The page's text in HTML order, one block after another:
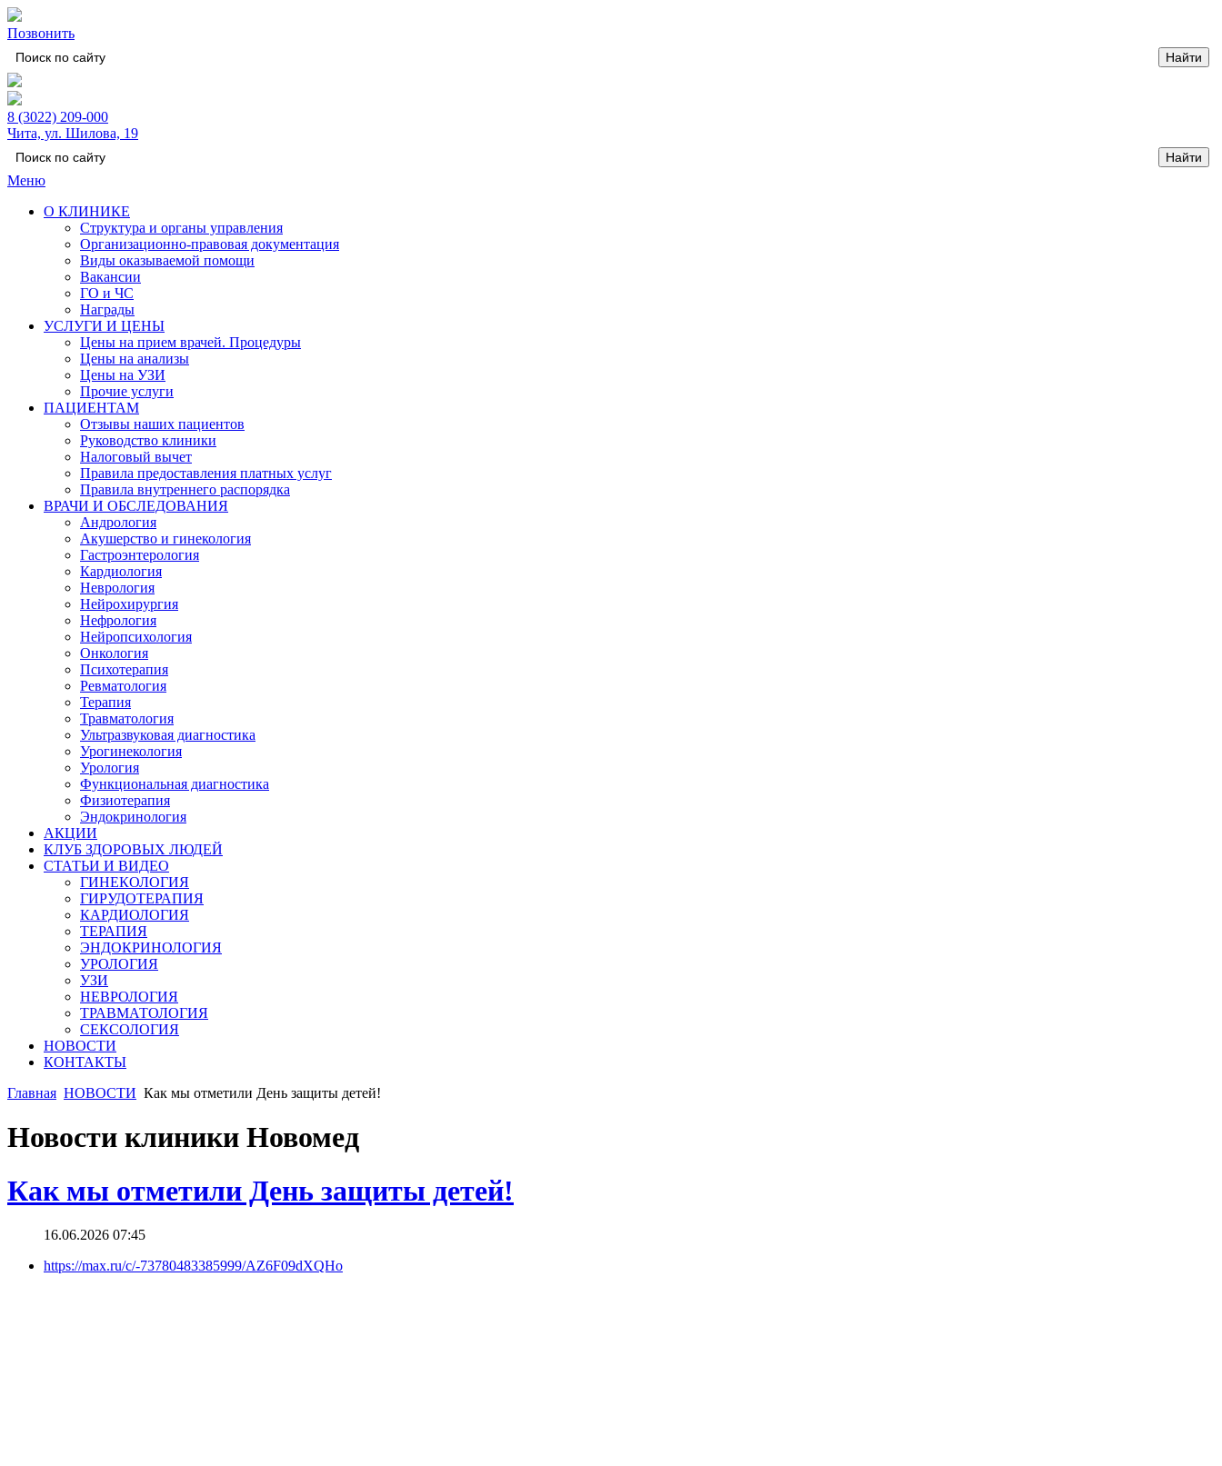
Позвонить
8 (3022) 209-000
Чита, ул. Шилова, 19
Меню
О КЛИНИКЕ
Структура и органы управления
Организационно-правовая документация
Виды оказываемой помощи
Вакансии
ГО и ЧС
Награды
УСЛУГИ И ЦЕНЫ
Цены на прием врачей. Процедуры
Цены на анализы
Цены на УЗИ
Прочие услуги
ПАЦИЕНТАМ
Отзывы наших пациентов
Руководство клиники
Налоговый вычет
Правила предоставления платных услуг
Правила внутреннего распорядка
ВРАЧИ И ОБСЛЕДОВАНИЯ
Андрология
Акушерство и гинекология
Гастроэнтерология
Кардиология
Неврология
Нейрохирургия
Нефрология
Нейропсихология
Онкология
Психотерапия
Ревматология
Терапия
Травматология
Ультразвуковая диагностика
Урогинекология
Урология
Функциональная диагностика
Физиотерапия
Эндокринология
АКЦИИ
КЛУБ ЗДОРОВЫХ ЛЮДЕЙ
СТАТЬИ И ВИДЕО
ГИНЕКОЛОГИЯ
ГИРУДОТЕРАПИЯ
КАРДИОЛОГИЯ
ТЕРАПИЯ
ЭНДОКРИНОЛОГИЯ
УРОЛОГИЯ
УЗИ
НЕВРОЛОГИЯ
ТРАВМАТОЛОГИЯ
СЕКСОЛОГИЯ
НОВОСТИ
КОНТАКТЫ
Главная НОВОСТИ Как мы отметили День защиты детей!
Новости клиники Новомед
Как мы отметили День защиты детей!
16.06.2026 07:45
https://max.ru/c/-73780483385999/AZ6F09dXQHo